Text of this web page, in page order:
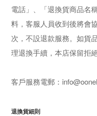
電話」、「退換貨商品名
料，客服人員收到後將會
次，不設退款服務。如貨
理退換手續，本店保留拒
客戶服務電郵：
退換貨細則